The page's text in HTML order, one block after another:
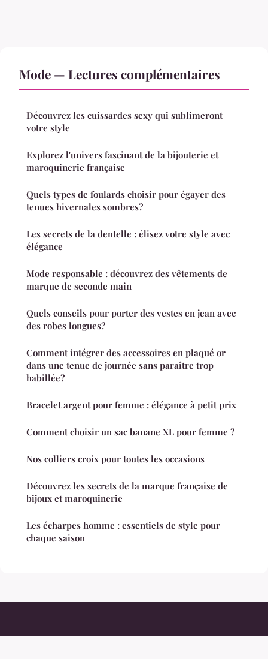
Mode — Lectures complémentaires
Découvrez les cuissardes sexy qui sublimeront
votre style
Explorez l'univers fascinant de la bijouterie et
maroquinerie française
Quels types de foulards choisir pour égayer des
tenues hivernales sombres?
Les secrets de la dentelle : élisez votre style avec
élégance
Mode responsable : découvrez des vêtements de
marque de seconde main
Quels conseils pour porter des vestes en jean avec
des robes longues?
Comment intégrer des accessoires en plaqué or
dans une tenue de journée sans paraître trop
habillée?
Bracelet argent pour femme : élégance à petit prix
Comment choisir un sac banane XL pour femme ?
Nos colliers croix pour toutes les occasions
Découvrez les secrets de la marque française de
bijoux et maroquinerie
Les écharpes homme : essentiels de style pour
chaque saison
Modeauthentic